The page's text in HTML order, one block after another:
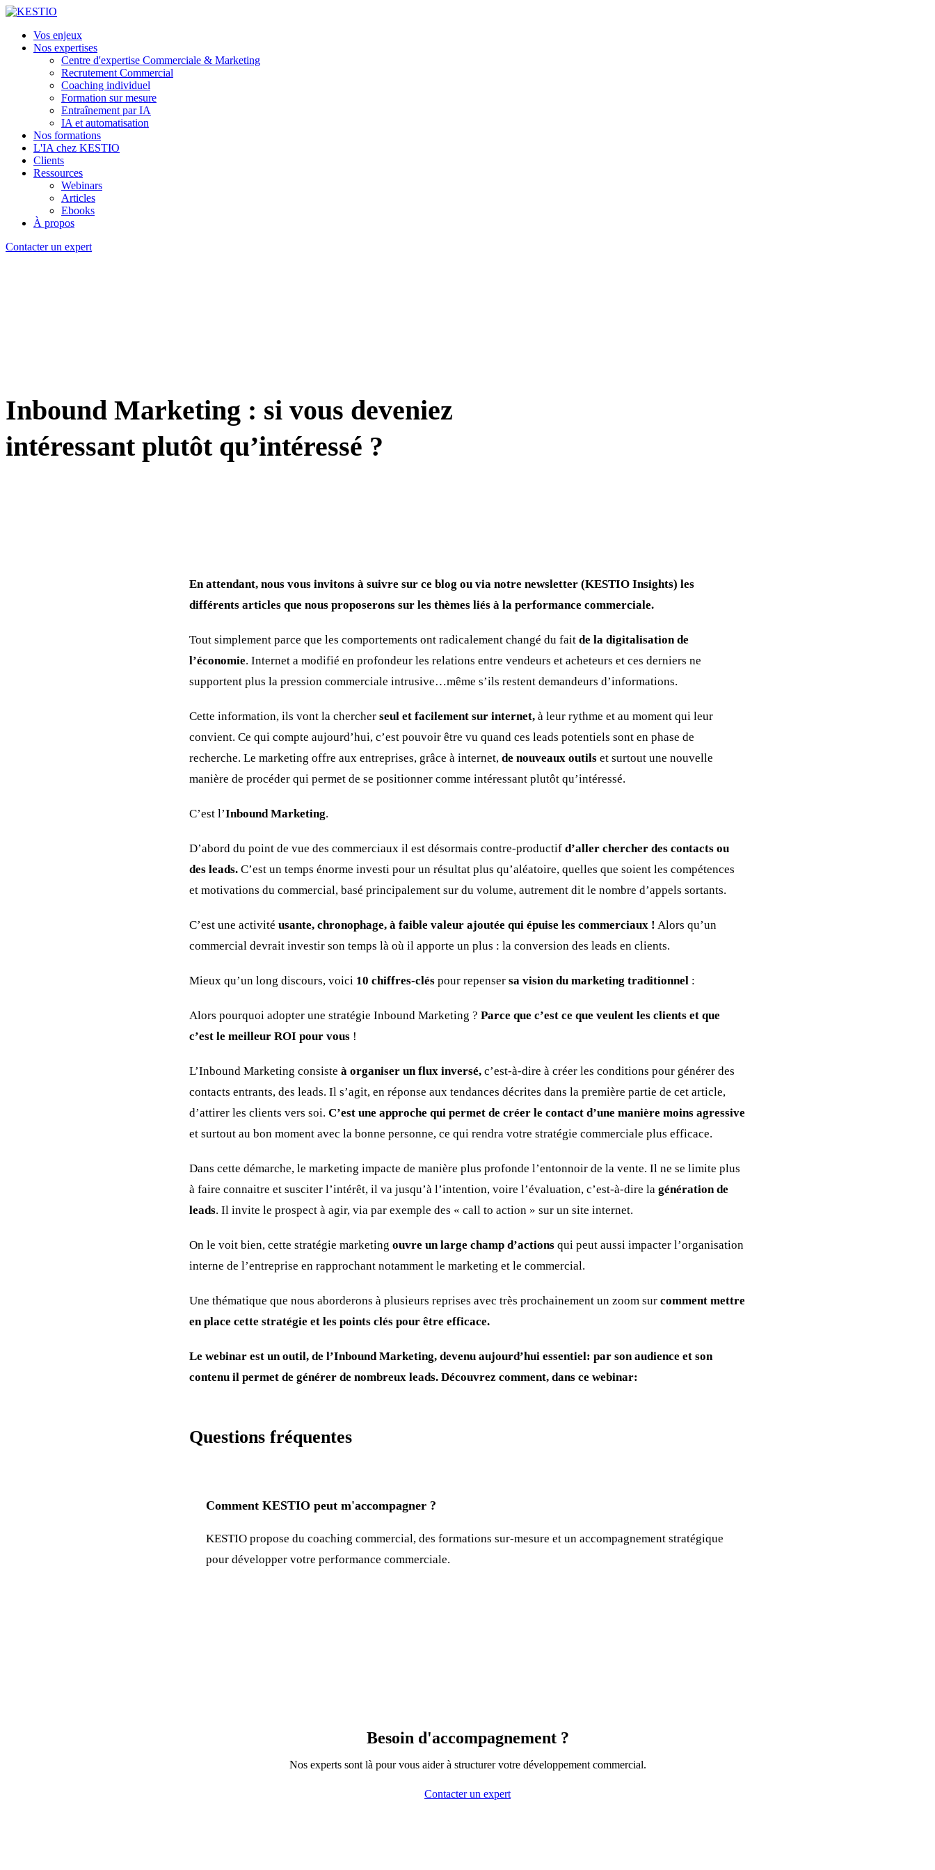
Vos enjeux
Nos expertises
Centre d'expertise Commerciale & Marketing
Recrutement Commercial
Coaching individuel
Formation sur mesure
Entraînement par IA
IA et automatisation
Nos formations
L'IA chez KESTIO
Clients
Ressources
Webinars
Articles
Ebooks
À propos
Contacter un expert
Inbound Marketing : si vous deveniez
intéressant plutôt qu’intéressé ?
En attendant, nous vous invitons à suivre sur ce blog ou via notre newsletter (KESTIO Insights) les
différents articles que nous proposerons sur les thèmes liés à la performance commerciale.
Tout simplement parce que les comportements ont radicalement changé du fait de la digitalisation de
l’économie. Internet a modifié en profondeur les relations entre vendeurs et acheteurs et ces derniers ne
supportent plus la pression commerciale intrusive…même s’ils restent demandeurs d’informations.
Cette information, ils vont la chercher seul et facilement sur internet, à leur rythme et au moment qui leur
convient. Ce qui compte aujourd’hui, c’est pouvoir être vu quand ces leads potentiels sont en phase de
recherche. Le marketing offre aux entreprises, grâce à internet, de nouveaux outils et surtout une nouvelle
manière de procéder qui permet de se positionner comme intéressant plutôt qu’intéressé.
C’est l’Inbound Marketing.
D’abord du point de vue des commerciaux il est désormais contre-productif d’aller chercher des contacts ou
des leads. C’est un temps énorme investi pour un résultat plus qu’aléatoire, quelles que soient les compétences
et motivations du commercial, basé principalement sur du volume, autrement dit le nombre d’appels sortants.
C’est une activité usante, chronophage, à faible valeur ajoutée qui épuise les commerciaux ! Alors qu’un
commercial devrait investir son temps là où il apporte un plus : la conversion des leads en clients.
Mieux qu’un long discours, voici 10 chiffres-clés pour repenser sa vision du marketing traditionnel :
Alors pourquoi adopter une stratégie Inbound Marketing ? Parce que c’est ce que veulent les clients et que
c’est le meilleur ROI pour vous !
L’Inbound Marketing consiste à organiser un flux inversé, c’est-à-dire à créer les conditions pour générer des
contacts entrants, des leads. Il s’agit, en réponse aux tendances décrites dans la première partie de cet article,
d’attirer les clients vers soi. C’est une approche qui permet de créer le contact d’une manière moins agressive
et surtout au bon moment avec la bonne personne, ce qui rendra votre stratégie commerciale plus efficace.
Dans cette démarche, le marketing impacte de manière plus profonde l’entonnoir de la vente. Il ne se limite plus
à faire connaitre et susciter l’intérêt, il va jusqu’à l’intention, voire l’évaluation, c’est-à-dire la génération de
leads. Il invite le prospect à agir, via par exemple des « call to action » sur un site internet.
On le voit bien, cette stratégie marketing ouvre un large champ d’actions qui peut aussi impacter l’organisation
interne de l’entreprise en rapprochant notamment le marketing et le commercial.
Une thématique que nous aborderons à plusieurs reprises avec très prochainement un zoom sur comment mettre
en place cette stratégie et les points clés pour être efficace.
Le webinar est un outil, de l’Inbound Marketing, devenu aujourd’hui essentiel: par son audience et son
contenu il permet de générer de nombreux leads. Découvrez comment, dans ce webinar:
Questions fréquentes
Comment KESTIO peut m'accompagner ?
KESTIO propose du coaching commercial, des formations sur-mesure et un accompagnement stratégique
pour développer votre performance commerciale.
Besoin d'accompagnement ?
Nos experts sont là pour vous aider à structurer votre développement commercial.
Contacter un expert